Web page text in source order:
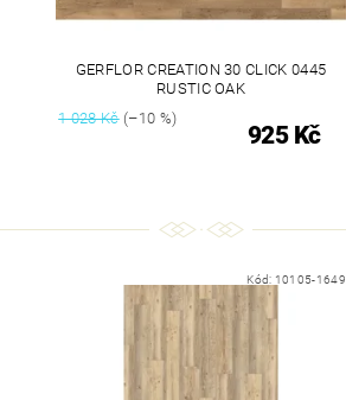
GERFLOR CREATION 30 CLICK 0445
RUSTIC OAK
1 028 Kč(–10 %)
925 Kč
Kód: 10105-1649